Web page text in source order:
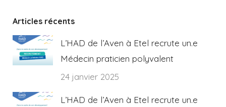
Articles récents
L’HAD de l’Aven à Etel recrute un.e
Médecin praticien polyvalent
24 janvier 2025
L’HAD de l’Aven à Etel recrute un.e